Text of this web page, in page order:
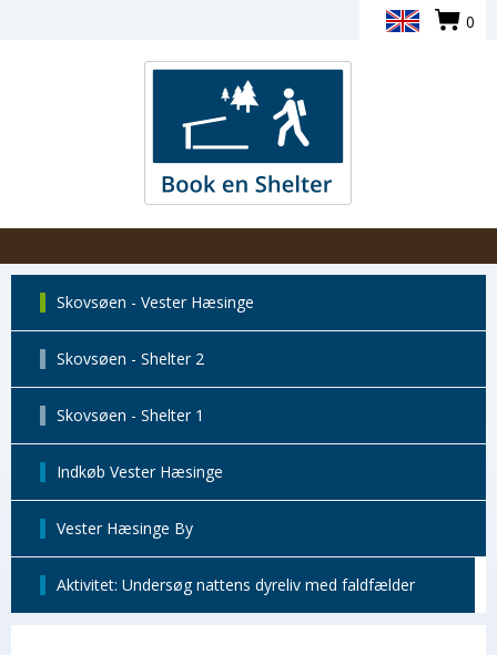
0
Skovsøen - Vester Hæsinge
Skovsøen - Shelter 2
Skovsøen - Shelter 1
Indkøb Vester Hæsinge
Vester Hæsinge By
Aktivitet: Undersøg nattens dyreliv med faldfælder